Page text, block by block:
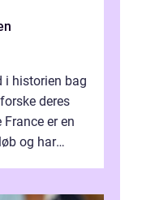
i historien bag
deres
er en
og har